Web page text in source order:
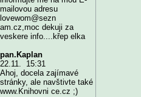
mailovou adresu
lovewom@sezn
am.cz,moc dekuji za
veskere info....křep elka
pan.Kaplan
22.11. 15:31
Ahoj, docela zajímavé
stránky, ale navštivte také
www.Knihovni ce.cz ;)